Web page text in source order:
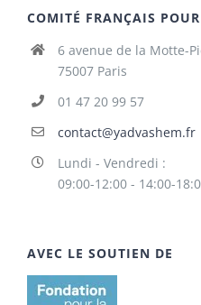
COMITÉ FRANÇAIS
6 avenue de la Motte-
75007 Paris
01 47 20 99 57
contact@yadvashem.fr
Lundi - Vendredi :
09:00-12:00 - 14:00-
AVEC LE SOUTIEN DE